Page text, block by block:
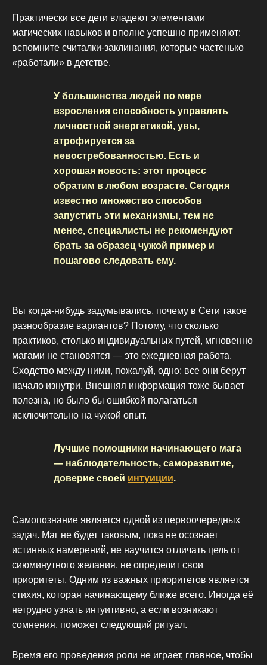
Практически все дети владеют элементами
магических навыков и вполне успешно применяют:
вспомните считалки-заклинания, которые частенько
«работали» в детстве.
У большинства людей по мере
взросления способность управлять
личностной энергетикой, увы,
атрофируется за
невостребованностью. Есть и
хорошая новость: этот процесс
обратим в любом возрасте. Сегодня
известно множество способов
запустить эти механизмы, тем не
менее, специалисты не рекомендуют
брать за образец чужой пример и
пошагово следовать ему.
Вы когда-нибудь задумывались, почему в Сети такое
разнообразие вариантов? Потому, что сколько
практиков, столько индивидуальных путей, мгновенно
магами не становятся — это ежедневная работа.
Сходство между ними, пожалуй, одно: все они берут
начало изнутри. Внешняя информация тоже бывает
полезна, но было бы ошибкой полагаться
исключительно на чужой опыт.
Лучшие помощники начинающего мага
— наблюдательность, саморазвитие,
доверие своей интуиции.
Самопознание является одной из первоочередных
задач. Маг не будет таковым, пока не осознает
истинных намерений, не научится отличать цель от
сиюминутного желания, не определит свои
приоритеты. Одним из важных приоритетов является
стихия, которая начинающему ближе всего. Иногда её
нетрудно узнать интуитивно, а если возникают
сомнения, поможет следующий ритуал.
Время его проведения роли не играет, главное, чтобы